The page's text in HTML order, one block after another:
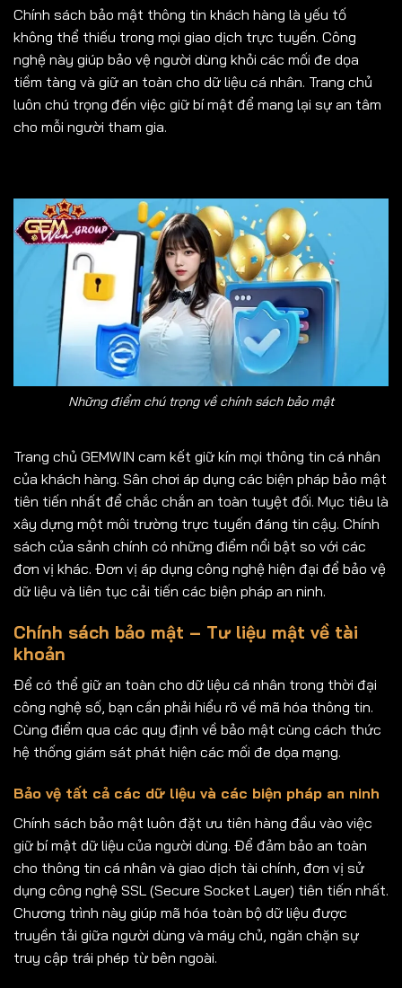
Chính sách bảo mật thông tin khách hàng là yếu tố
không thể thiếu trong mọi giao dịch trực tuyến. Công
nghệ này giúp bảo vệ người dùng khỏi các mối đe dọa
tiềm tàng và giữ an toàn cho dữ liệu cá nhân. Trang chủ
luôn chú trọng đến việc giữ bí mật để mang lại sự an tâm
cho mỗi người tham gia.
Những điểm chú trọng về chính sách bảo mật
Trang chủ GEMWIN cam kết giữ kín mọi thông tin cá nhân
của khách hàng. Sân chơi áp dụng các biện pháp bảo mật
tiên tiến nhất để chắc chắn an toàn tuyệt đối. Mục tiêu là
xây dựng một môi trường trực tuyến đáng tin cậy. Chính
sách của sảnh chính có những điểm nổi bật so với các
đơn vị khác. Đơn vị áp dụng công nghệ hiện đại để bảo vệ
dữ liệu và liên tục cải tiến các biện pháp an ninh.
Chính sách bảo mật – Tư liệu mật về tài
khoản
Để có thể giữ an toàn cho dữ liệu cá nhân trong thời đại
công nghệ số, bạn cần phải hiểu rõ về mã hóa thông tin.
Cùng điểm qua các quy định về bảo mật cùng cách thức
hệ thống giám sát phát hiện các mối đe dọa mạng.
Bảo vệ tất cả các dữ liệu và các biện pháp an ninh
Chính sách bảo mật luôn đặt ưu tiên hàng đầu vào việc
giữ bí mật dữ liệu của người dùng. Để đảm bảo an toàn
cho thông tin cá nhân và giao dịch tài chính, đơn vị sử
dụng công nghệ SSL (Secure Socket Layer) tiên tiến nhất.
Chương trình này giúp mã hóa toàn bộ dữ liệu được
truyền tải giữa người dùng và máy chủ, ngăn chặn sự
truy cập trái phép từ bên ngoài.